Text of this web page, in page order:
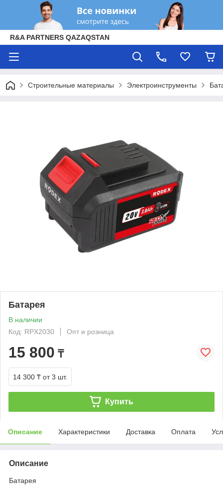
R&A PARTNERS QAZAQSTAN
Строительные материалы Электроинструменты
Батарея
В наличии
Код: RPX2030
Опт и розница
15 800 ₸
14 300 ₸ от 3 шт.
Купить
Описание Характеристики Доставка Оплата
Описание
Батарея